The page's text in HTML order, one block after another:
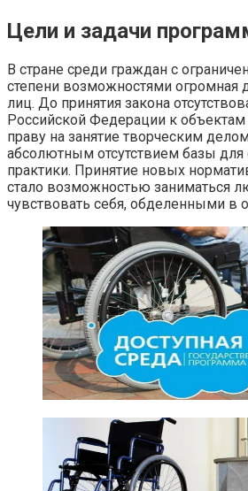
Цели и задачи
В стране среди граждан с
степени возможностями огромная
лиц. До принятия закона
Российской Федерации к
праву на занятие творческим
абсолютным отсутствием базы для
практики. Принятие новых
стало возможностью заниматься
чувствовать себя, обделенными в